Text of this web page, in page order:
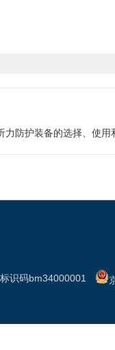
力防护装备的选择、使用
识码bm34000001